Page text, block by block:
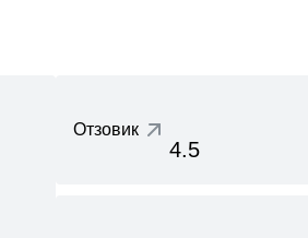
Отзовик
4.5